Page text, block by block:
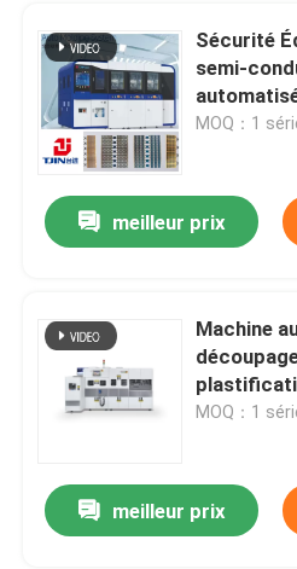
Sécurité
semi-
MOQ：1
meilleur prix
Machine
MOQ：1
meilleur prix